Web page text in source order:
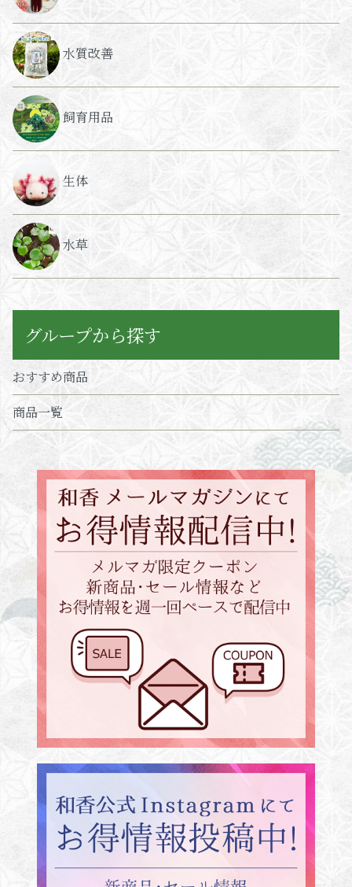
水質改善
飼育用品
生体
水草
グループから探す
おすすめ商品
商品一覧